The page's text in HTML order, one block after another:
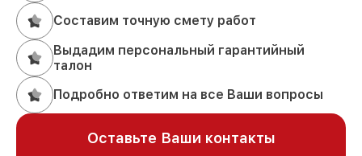
Составим точную смету работ
Выдадим персональный гарантийный
талон
Подробно ответим на все Ваши вопросы
Оставьте Ваши контакты